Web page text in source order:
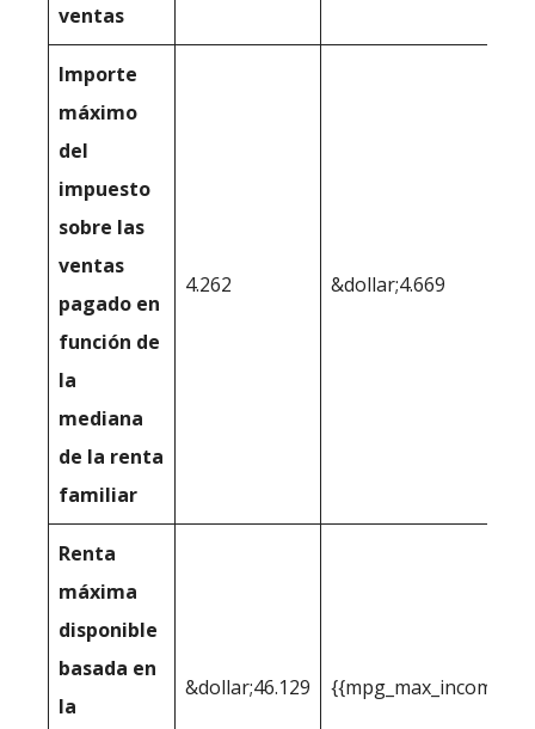
ventas
Importe
máximo
del
impuesto
sobre las
ventas
pagado en
función de
la
mediana
de la renta
familiar
4.262 &dollar;4.669
Renta
máxima
disponible
basada en
la
&dollar;46.129